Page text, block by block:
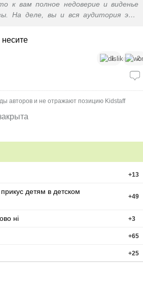
к вам полное недоверие и виденье
На деле, вы и вся аудитория это
1 2
авторов и не отражают позицию Kidstaff
+13
детям в детском
+49
ні +3
+65
+25